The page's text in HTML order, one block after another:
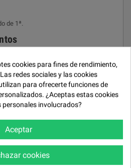
de 1ª.
cookies para fines de rendimiento,
redes sociales y las cookies
para ofrecerte funciones de
¿Aceptas estas cookies
involucrados?
Aceptar
cookies